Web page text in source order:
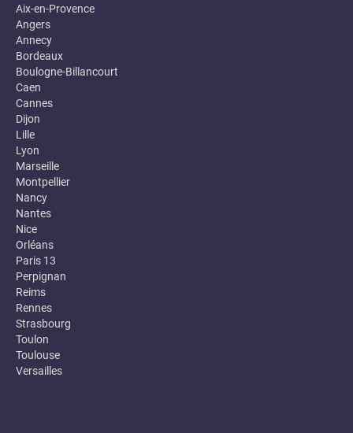
Aix-en-Provence
Angers
Annecy
Bordeaux
Boulogne-Billancourt
Caen
Cannes
Dijon
Lille
Lyon
Marseille
Montpellier
Nancy
Nantes
Nice
Orléans
Paris 13
Perpignan
Reims
Rennes
Strasbourg
Toulon
Toulouse
Versailles